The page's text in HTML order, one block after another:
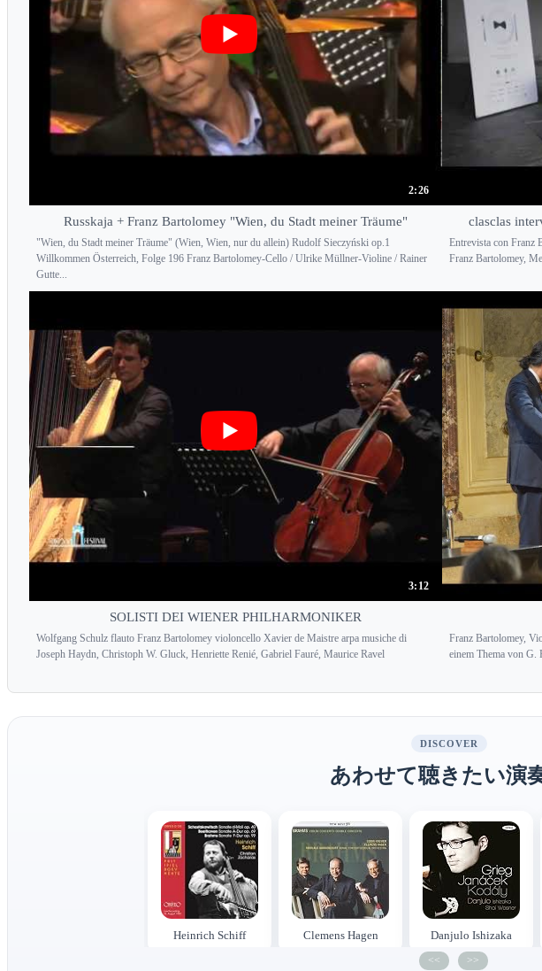
2:26
Russkaja + Franz Bartolomey "Wien, du Stadt meiner Träume"
"Wien, du Stadt meiner Träume" (Wien, Wien, nur du allein) Rudolf Sieczyński op.1
Willkommen Österreich, Folge 196 Franz Bartolomey-Cello / Ulrike Müllner-Violine / Rainer
Gutte...
clasclas
Entrevista con Franz
Franz Bartolomey,
3:12
SOLISTI DEI WIENER PHILHARMONIKER
Wolfgang Schulz flauto Franz Bartolomey violoncello Xavier de Maistre arpa musiche di
Joseph Haydn, Christoph W. Gluck, Henriette Renié, Gabriel Fauré, Maurice Ravel
Franz Bartolomey,
einem Thema von
DISCOVER
あわせて聴きたい演
Heinrich Schiff Clemens Hagen Danjulo Ishizaka
<< >>